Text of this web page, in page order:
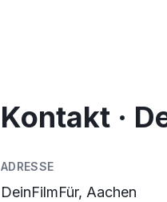
Kontakt ·
ADRESSE
DeinFilmFür, Aachen